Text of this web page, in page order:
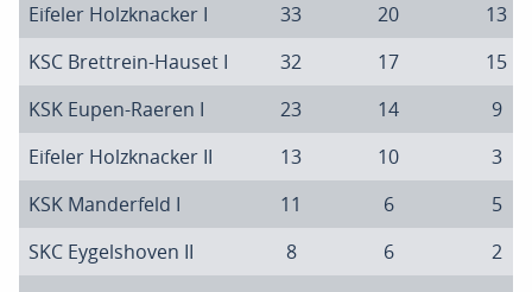
Eifeler Holzknacker I
33 20
13
KSC Brettrein-Hauset I
32 17
15
KSK Eupen-Raeren I
23 14
9
Eifeler Holzknacker II
13 10
3
KSK Manderfeld I
11 6
5
SKC Eygelshoven II
8 6
2